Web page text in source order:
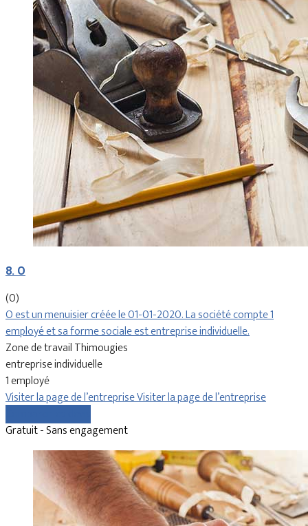
8. O
(0)
O est un menuisier créée le 01-01-2020. La société compte 1
employé et sa forme sociale est entreprise individuelle.
Zone de travail Thimougies
entreprise individuelle
1 employé
Visiter la page de l’entrepriseVisiter la page de l’entreprise
Gratuit - Sans engagement